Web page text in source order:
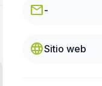
email-
languageSitio web